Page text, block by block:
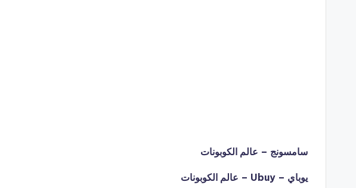
سامسونج – عالم الكوبونات
يوباي – Ubuy – عالم الكوبونات